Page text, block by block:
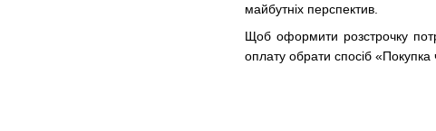
майбутніх перспектив.
Щоб оформити розстрочку
оплату обрати спосіб